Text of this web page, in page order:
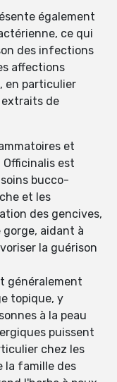
également
ce qui
des infections
affections
en particulier
extraits de
et
est
bucco-
et les
des gencives,
gorge, aidant à
la guérison
généralement
topique, y
à la peau
puissent
chez les
la famille des